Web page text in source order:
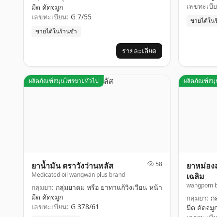
มืด คัดจมูก
เลขทะเบียน: G 7/55
ขายได้ในร้านชำ
รายละเอียด
เลขทะเบี
ขายได้ใน
ผลิตภัณฑ์สมุนไพรขายทั่วไป
ยาน้ำมัน ตราวังว่านพลัส
Medicated oil wangwan plus brand
58
กลุ่มยา: กลุ่มยาดม หรือ ยาทาแก้วิงเวียน หน้า
มืด คัดจมูก
เลขทะเบียน: G 378/61
ผลิตภัณฑ์สมุ
ยาหม่อ
เฉลิม
wangpom
กลุ่มยา: ก
มืด คัดจมู